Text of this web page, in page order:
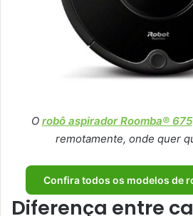
O robô aspirador Roomba® 675
remotamente, onde quer
Confira todos os modelos de
Diferença entre